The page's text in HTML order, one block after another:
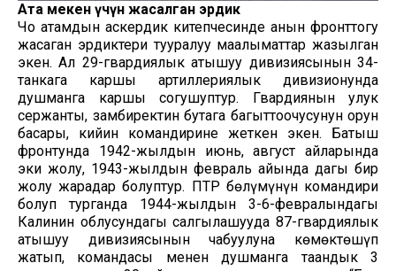
Ата мекен үчүн жасалган эрдик
Чоң атамдын аскердик китепчесинде анын фронттогу
жасаган эрдиктери тууралуу маалыматтар жазылган
экен. Ал 29-гвардиялык атышуу дивизиясынын 34-
танкага каршы артиллериялык дивизионунда
душманга каршы согушуптур. Гвардиянын улук
сержанты, замбиректин бутага багыттоочусунун орун
басары, кийин командирине жеткен экен. Батыш
фронтунда 1942-жылдын июнь, август айларында
эки жолу, 1943-жылдын февраль айында дагы бир
жолу жарадар болуптур. ПТР бөлүмүнүн командири
болуп турганда 1944-жылдын 3-6-февралындагы
Калинин облусундагы салгылашууда 87-гвардиялык
атышуу дивизиясынын чабуулуна көмөктөшүп
жатып, командасы менен душманга таандык 3